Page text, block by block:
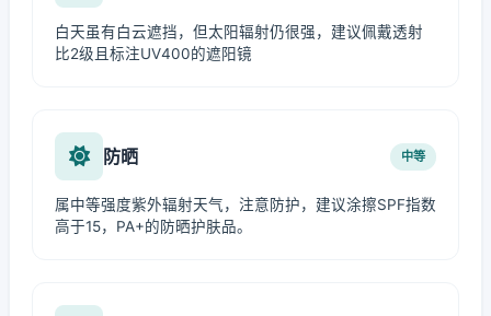
白天虽有白云遮挡，但太阳辐射仍很强，建议佩戴透射
比2级且标注UV400的遮阳镜
防晒 中等
属中等强度紫外辐射天气，注意防护，建议涂擦SPF指数
高于15，PA+的防晒护肤品。